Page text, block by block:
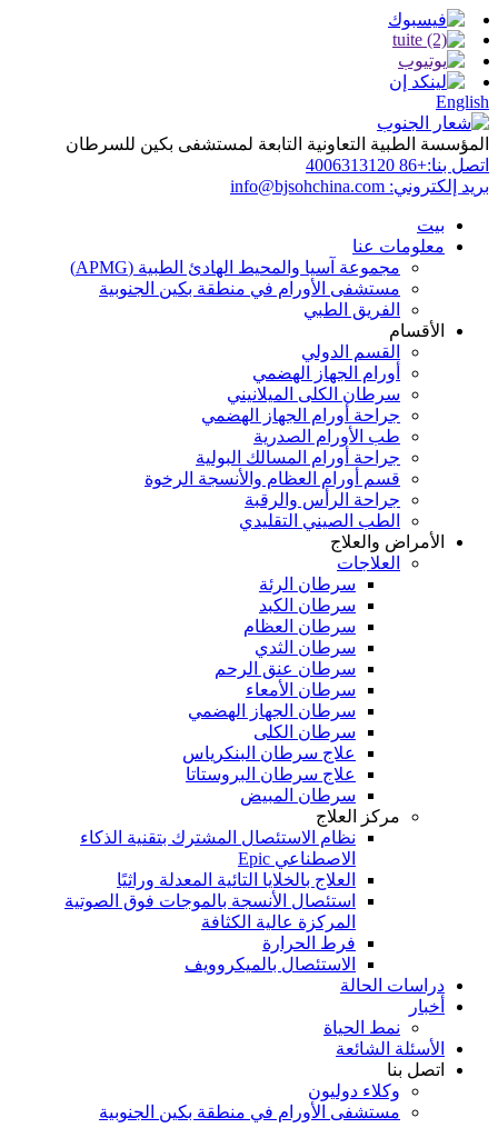
English
المؤسسة الطبية التعاونية التابعة لمستشفى بكين للسرطان
اتصل بنا:+86 4006313120
بريد إلكتروني:
بيت
معلومات عنا
مجموعة آسيا والمحيط الهادئ الطبية (APMG)
مستشفى الأورام في منطقة بكين الجنوبية
الفريق الطبي
الأقسام
القسم الدولي
أورام الجهاز الهضمي
سرطان الكلى الميلانيني
جراحة أورام الجهاز الهضمي
طب الأورام الصدرية
جراحة أورام المسالك البولية
قسم أورام العظام والأنسجة الرخوة
جراحة الرأس والرقبة
الطب الصيني التقليدي
الأمراض والعلاج
العلاجات
سرطان الرئة
سرطان الكبد
سرطان العظام
سرطان الثدي
سرطان عنق الرحم
سرطان الأمعاء
سرطان الجهاز الهضمي
سرطان الكلى
علاج سرطان البنكرياس
علاج سرطان البروستاتا
سرطان المبيض
مركز العلاج
نظام الاستئصال المشترك بتقنية الذكاء
الاصطناعي Epic
العلاج بالخلايا التائية المعدلة وراثيًا
استئصال الأنسجة بالموجات فوق الصوتية
المركزة عالية الكثافة
فرط الحرارة
الاستئصال بالميكروويف
دراسات الحالة
أخبار
نمط الحياة
الأسئلة الشائعة
اتصل بنا
وكلاء دوليون
مستشفى الأورام في منطقة بكين الجنوبية